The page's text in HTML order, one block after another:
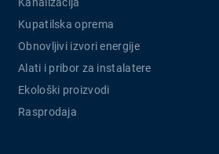
Kupatilska oprema
Obnovljivi izvori energije
Alati i pribor za instalatere
Ekološki proizvodi
Rasprodaja